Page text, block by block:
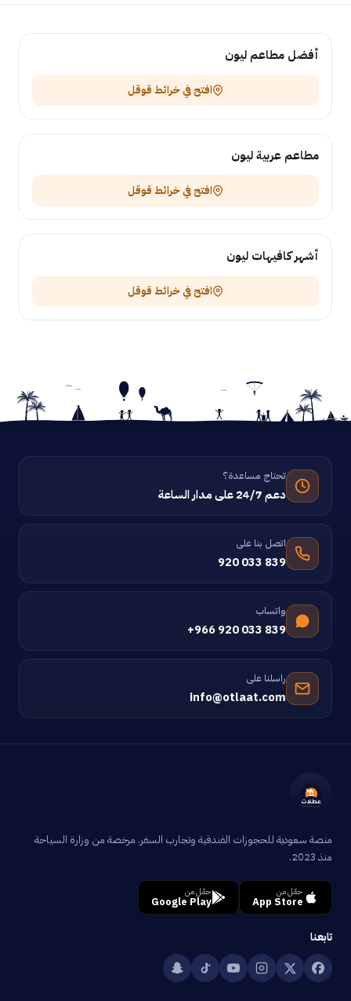
أفضل مطاعم ليون
افتح في خرائط قوقل
مطاعم عربية ليون
افتح في خرائط قوقل
أشهر كافيهات ليون
افتح في خرائط قوقل
تحتاج مساعدة؟
دعم 24/7 على مدار الساعة
اتصل بنا على
920 033 839
واتساب
+966 920 033 839
راسلنا على
info@otlaat.com
منصة سعودية للحجوزات الفندقية وتجارب السفر. مرخصة من وزارة السياحة
منذ 2023.
حمّل من
App Store
حمّل من
Google Play
تابعنا